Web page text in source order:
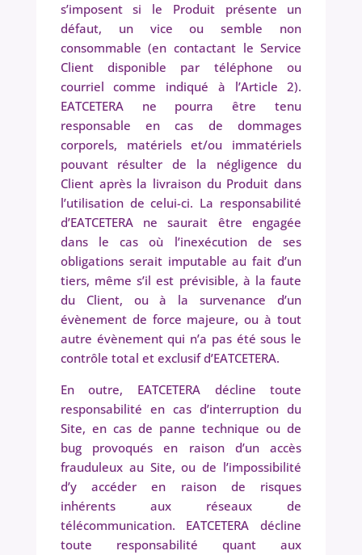
s’imposent si le Produit présente un
défaut, un vice ou semble non
consommable (en contactant le Service
Client disponible par téléphone ou
courriel comme indiqué à l’Article 2).
EATCETERA ne pourra être tenu
responsable en cas de dommages
corporels, matériels et/ou immatériels
pouvant résulter de la négligence du
Client après la livraison du Produit dans
l’utilisation de celui-ci. La responsabilité
d’EATCETERA ne saurait être engagée
dans le cas où l’inexécution de ses
obligations serait imputable au fait d’un
tiers, même s’il est prévisible, à la faute
du Client, ou à la survenance d’un
évènement de force majeure, ou à tout
autre évènement qui n’a pas été sous le
contrôle total et exclusif d’EATCETERA.
En outre, EATCETERA décline toute
responsabilité en cas d’interruption du
Site, en cas de panne technique ou de
bug provoqués en raison d’un accès
frauduleux au Site, ou de l’impossibilité
d’y accéder en raison de risques
inhérents aux réseaux de
télécommunication. EATCETERA décline
toute responsabilité quant aux